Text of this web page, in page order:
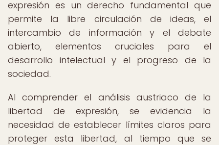
expresión es un derecho fundamental que
permite la libre circulación de ideas, el
intercambio de información y el debate
abierto, elementos cruciales para el
desarrollo intelectual y el progreso de la
sociedad.
Al comprender el análisis austriaco de la
libertad de expresión, se evidencia la
necesidad de establecer límites claros para
proteger esta libertad, al tiempo que se